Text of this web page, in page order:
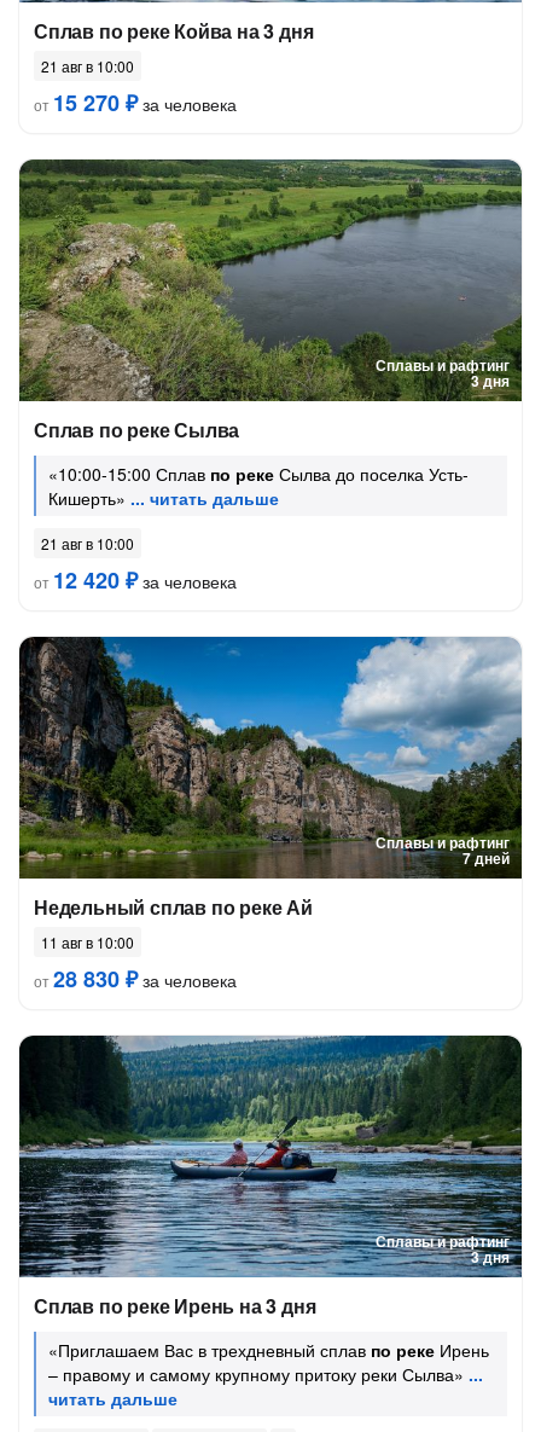
Сплав по реке Койва на 3 дня
21 авг в 10:00
от 15 270 ₽за человека
Сплавы и рафтинг
3 дня
Сплав по реке Сылва
«10:00-15:00 Сплав по реке Сылва до поселка Усть-
Кишерть»
21 авг в 10:00
от 12 420 ₽за человека
Сплавы и рафтинг
7 дней
Недельный сплав по реке Ай
11 авг в 10:00
от28 830 ₽за человека
Сплавы и рафтинг
3 дня
Сплав по реке Ирень на 3 дня
«Приглашаем Вас в трехдневный сплав по реке Ирень
– правому и самому крупному притоку реки Сылва»